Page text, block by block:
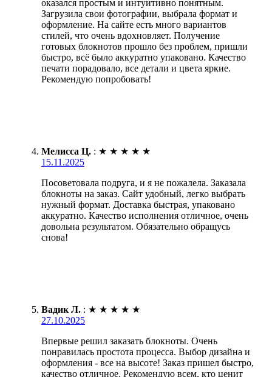
оказался простым и интуитивно понятным.
Загрузила свои фотографии, выбрала формат и
оформление. На сайте есть много вариантов
стилей, что очень вдохновляет. Получение
готовых блокнотов прошло без проблем, пришли
быстро, всё было аккуратно упаковано. Качество
печати порадовало, все детали и цвета яркие.
Рекомендую попробовать!
Мелисса Ц. : ★ ★ ★ ★ ★
15.11.2025
Посоветовала подруга, и я не пожалела. Заказала
блокноты на заказ. Сайт удобный, легко выбрать
нужный формат. Доставка быстрая, упаковано
аккуратно. Качество исполнения отличное, очень
довольна результатом. Обязательно обращусь
снова!
Вадик Л. : ★ ★ ★ ★ ★
27.10.2025
Впервые решил заказать блокноты. Очень
понравилась простота процесса. Выбор дизайна и
оформления - все на высоте! Заказ пришел быстро,
качество отличное. Рекомендую всем, кто ценит